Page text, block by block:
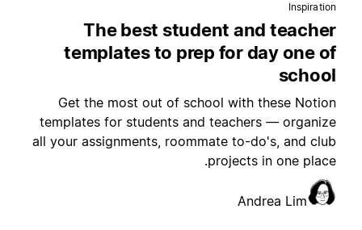
The best student and
templates to prep for day one
Get the most out of school with these
templates for students and teachers —
all your assignments, roommate to-do's, and
projects in one
Andrea Lim